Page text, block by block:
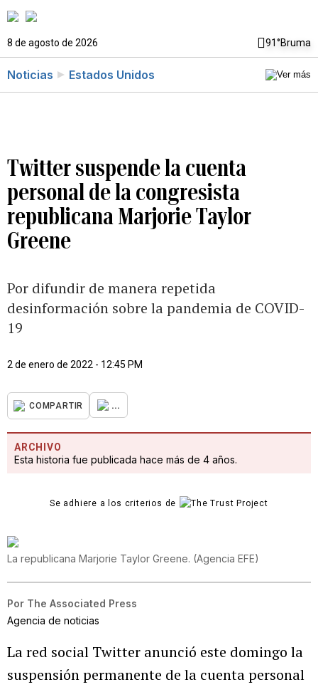
8 de agosto de 2026 91°Bruma
Noticias Estados Unidos
Twitter suspende la cuenta
personal de la congresista
republicana Marjorie Taylor
Greene
Por difundir de manera repetida
desinformación sobre la pandemia de COVID-
19
2 de enero de 2022 - 12:45 PM
COMPARTIR ...
ARCHIVO
Esta historia fue publicada hace más de 4 años.
Se adhiere a los criterios de
La republicana Marjorie Taylor Greene. (Agencia EFE)
Por The Associated Press
Agencia de noticias
La red social Twitter anunció este domingo la
suspensión permanente de la cuenta personal